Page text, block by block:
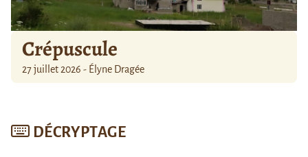
Crépuscule
27 juillet 2026 - Élyne Dragée
DÉCRYPTAGE